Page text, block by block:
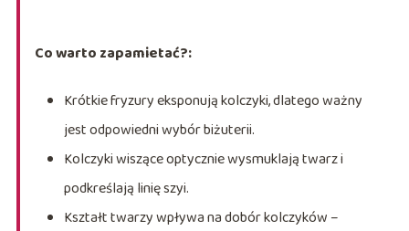
Co warto zapamietać?:
Krótkie fryzury eksponują kolczyki, dlatego ważny
jest odpowiedni wybór biżuterii.
Kolczyki wiszące optycznie wysmuklają twarz i
podkreślają linię szyi.
Kształt twarzy wpływa na dobór kolczyków –